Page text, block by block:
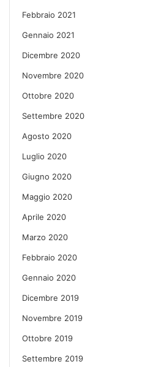
Febbraio 2021
Gennaio 2021
Dicembre 2020
Novembre 2020
Ottobre 2020
Settembre 2020
Agosto 2020
Luglio 2020
Giugno 2020
Maggio 2020
Aprile 2020
Marzo 2020
Febbraio 2020
Gennaio 2020
Dicembre 2019
Novembre 2019
Ottobre 2019
Settembre 2019